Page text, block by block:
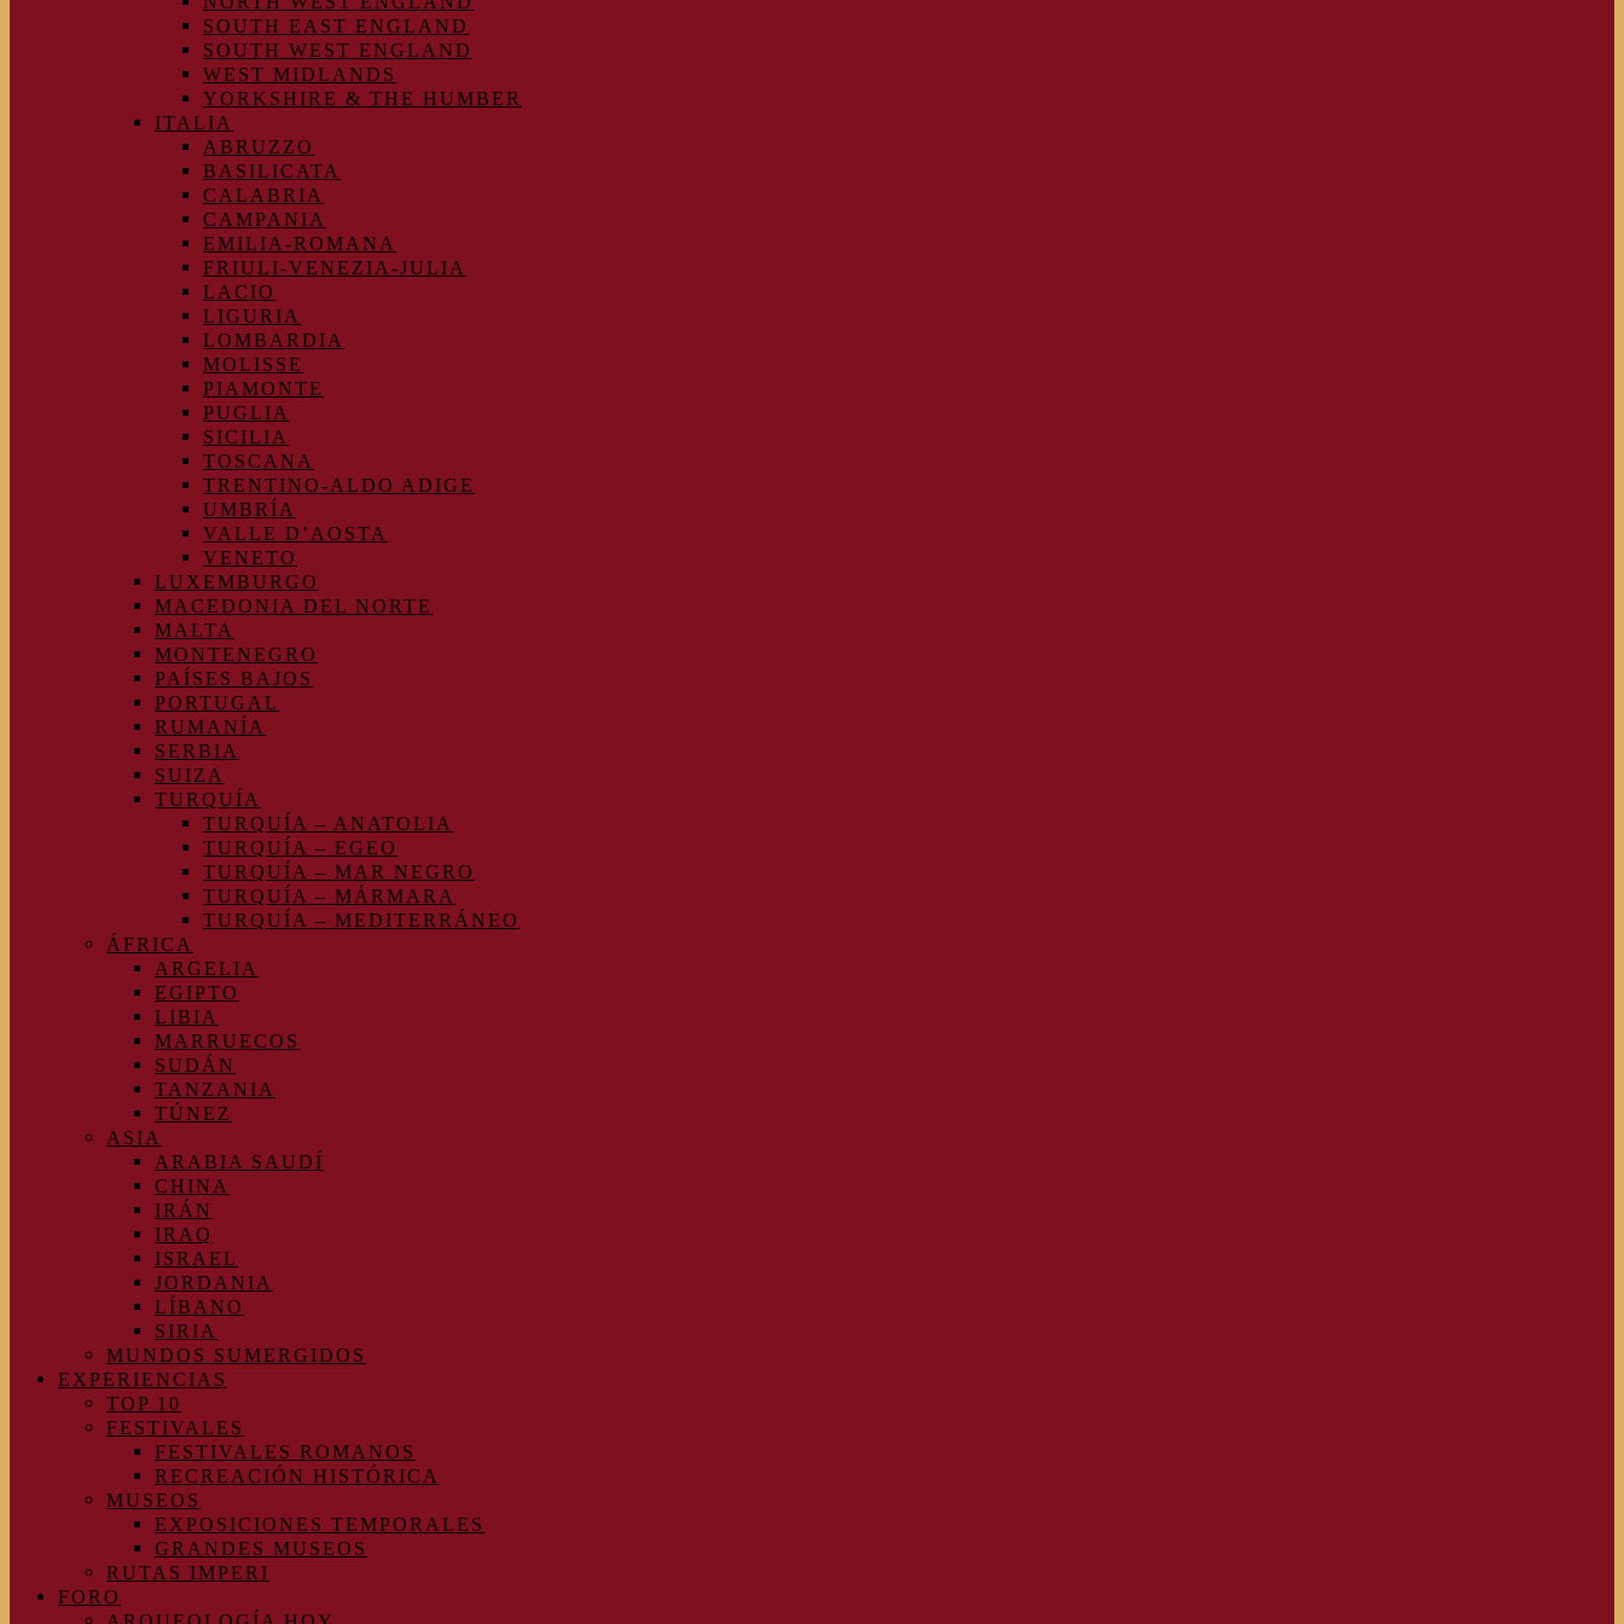
SOUTH EAST ENGLAND
SOUTH WEST ENGLAND
WEST MIDLANDS
YORKSHIRE & THE HUMBER
ITALIA
ABRUZZO
BASILICATA
CALABRIA
CAMPANIA
EMILIA-ROMANA
FRIULI-VENEZIA-JULIA
LACIO
LIGURIA
LOMBARDIA
MOLISSE
PIAMONTE
PUGLIA
SICILIA
TOSCANA
TRENTINO-ALDO ADIGE
UMBRÍA
VALLE D’AOSTA
VENETO
LUXEMBURGO
MACEDONIA DEL NORTE
MALTA
MONTENEGRO
PAÍSES BAJOS
PORTUGAL
RUMANÍA
SERBIA
SUIZA
TURQUÍA
TURQUÍA – ANATOLIA
TURQUÍA – EGEO
TURQUÍA – MAR NEGRO
TURQUÍA – MÁRMARA
TURQUÍA – MEDITERRÁNEO
ÁFRICA
ARGELIA
EGIPTO
LIBIA
MARRUECOS
SUDÁN
TANZANIA
TÚNEZ
ASIA
ARABIA SAUDÍ
CHINA
IRÁN
IRAQ
ISRAEL
JORDANIA
LÍBANO
SIRIA
MUNDOS SUMERGIDOS
EXPERIENCIAS
TOP 10
FESTIVALES
FESTIVALES ROMANOS
RECREACIÓN HISTÓRICA
MUSEOS
EXPOSICIONES TEMPORALES
GRANDES MUSEOS
RUTAS IMPERI
FORO